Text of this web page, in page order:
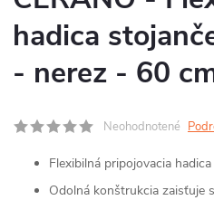
hadica
- nerez - 60
Neohodnotené
Flexibilná pripojovacia
Odolná konštrukcia zaisťuje